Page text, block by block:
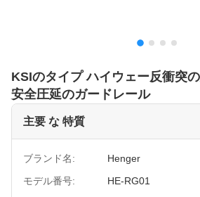
KSIのタイプ ハイウェー反衝突
安全圧延のガードレール
主要 な 特質
ブランド名:
Henger
モデル番号:
HE-RG01